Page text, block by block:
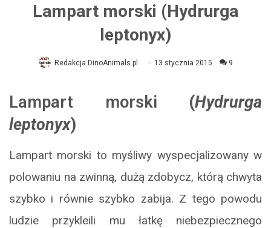
Lampart morski (Hydrurga
leptonyx)
Redakcja DinoAnimals.pl 13 stycznia 2015 9
Lampart morski (Hydrurga
leptonyx)
Lampart morski to myśliwy wyspecjalizowany w
polowaniu na zwinną, dużą zdobycz, którą chwyta
szybko i równie szybko zabija. Z tego powodu
ludzie przykleili mu łatkę niebezpiecznego